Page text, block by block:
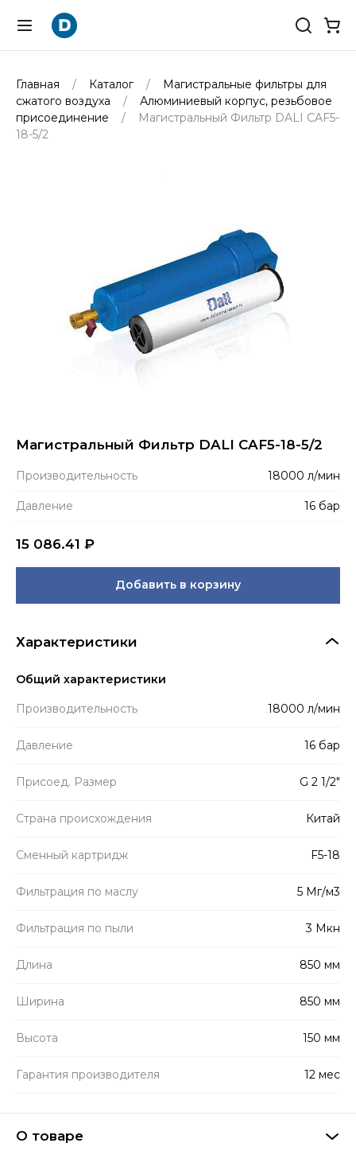
Главная Каталог
Магистральные фильтры для
сжатого воздуха
Алюминиевый корпус, резьбовое
присоединение
Магистральный Фильтр DALI CAF5-
18-5/2
Магистральный Фильтр DALI CAF5-18-5/2
Производитель­ность 18000 л/мин
Давление 16 бар
15 086.41 ₽
Добавить в корзину
Характеристики
Общий характеристики
Производитель­ность 18000 л/мин
Давление 16 бар
Присоед. Размер G 2 1/2"
Страна происхождения Китай
Сменный картридж F5-18
Фильтрация по маслу 5 Мг/м3
Фильтрация по пыли 3 Мкн
Длина 850 мм
Ширина 850 мм
Высота 150 мм
Гарантия производителя 12 мес
О товаре